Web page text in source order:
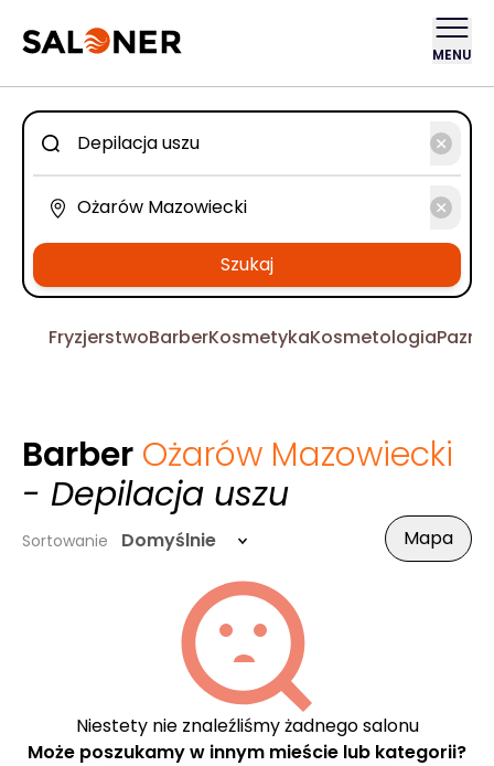
MENU
Szukaj
FryzjerstwoBarberKosmetykaKosmetologia
Barber Ożarów Mazowiecki
- Depilacja uszu
Sortowanie Domyślnie Mapa
Niestety nie znaleźliśmy żadnego salonu
Może poszukamy w innym mieście lub kategorii?